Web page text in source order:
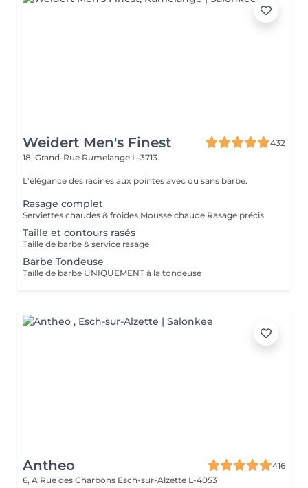
Weidert Men's Finest
432
18, Grand-Rue Rumelange L-3713
L'élégance des racines aux pointes avec ou sans barbe.
Rasage complet
Serviettes chaudes & froides Mousse chaude Rasage précis
Taille et contours rasés
Taille de barbe & service rasage
Barbe Tondeuse
Taille de barbe UNIQUEMENT à la tondeuse
Antheo
416
6, A Rue des Charbons Esch-sur-Alzette L-4053